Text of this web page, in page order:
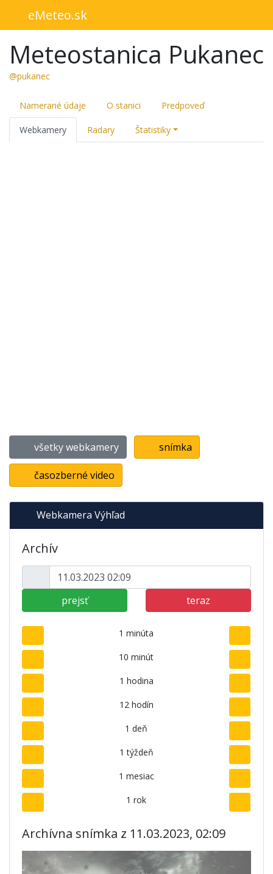
eMeteo.sk
Meteostanica Pukanec
@pukanec
Namerané údaje O stanici Predpoveď
Webkamery Radary Štatistiky
všetky webkamery snímka
časozberné video
Webkamera Výhľad
Archív
prejsť teraz
1 minúta
10 minút
1 hodina
12 hodín
1 deň
1 týždeň
1 mesiac
1 rok
Archívna snímka z 11.03.2023, 02:09